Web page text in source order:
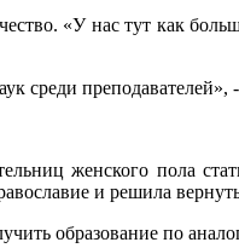
«У нас тут как
среди преподавателей»,
женского пола
и решила
образование по